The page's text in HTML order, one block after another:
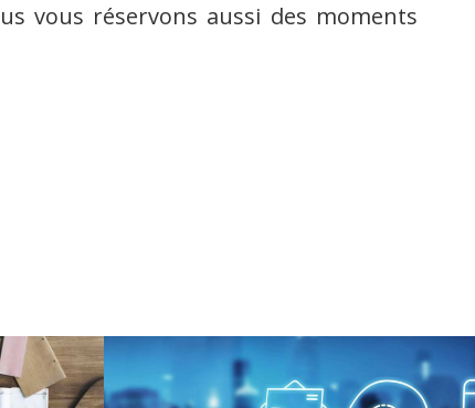
vous réservons aussi des moments